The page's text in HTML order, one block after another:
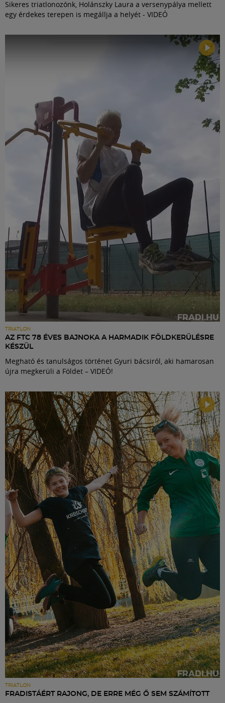
Sikeres triatlonozónk, Holánszky Laura a versenypálya mellett
egy érdekes terepen is megállja a helyét - VIDEÓ
TRIATLON
AZ FTC 78 ÉVES BAJNOKA A HARMADIK FÖLDKERÜLÉSRE
KÉSZÜL
Megható és tanulságos történet Gyuri bácsiról, aki hamarosan
újra megkerüli a Földet – VIDEÓ!
TRIATLON
FRADISTÁÉRT RAJONG, DE ERRE MÉG Ő SEM SZÁMÍTOTT